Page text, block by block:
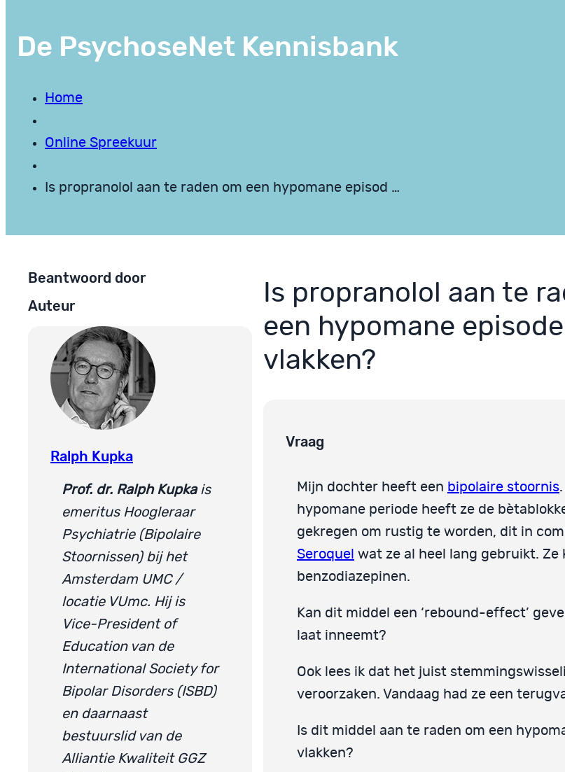
De PsychoseNet Kennisbank
Home
Online Spreekuur
Is propranolol aan te raden om een hypomane episod …
Beantwoord door
Auteur
Ralph Kupka
Prof. dr. Ralph Kupkais
emeritus Hoogleraar
Psychiatrie (Bipolaire
Stoornissen) bij het
Amsterdam UMC /
locatie VUmc. Hij is
Vice-President of
Education van de
International Society for
Bipolar Disorders (ISBD)
en daarnaast
bestuurslid van de
Alliantie Kwaliteit GGZ
Is propranolol aan te
een hypomane
vlakken?
Vraag
Mijn dochter heeft een bipolaire stoornis
hypomane periode heeft ze de
gekregen om rustig te worden, dit in
Seroquel wat ze al heel lang gebruikt. Ze
benzodiazepinen.
Kan dit middel een ‘rebound-effect’
laat inneemt?
Ook lees ik dat het juist
veroorzaken. Vandaag had ze een
Is dit middel aan te raden om een
vlakken?